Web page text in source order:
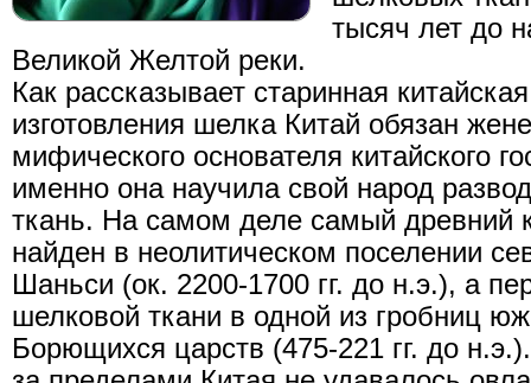
тысяч лет до
Великой Желтой реки.
Как рассказывает старинная
изготовления шелка Китай обязан
мифического основателя китайского
именно она научила свой народ
ткань. На самом деле самый древний
найден в неолитическом поселении
Шаньси (ок. 2200-1700 гг. до н.э.), а
шелковой ткани в одной из гробниц
Борющихся царств (475-221 гг. до